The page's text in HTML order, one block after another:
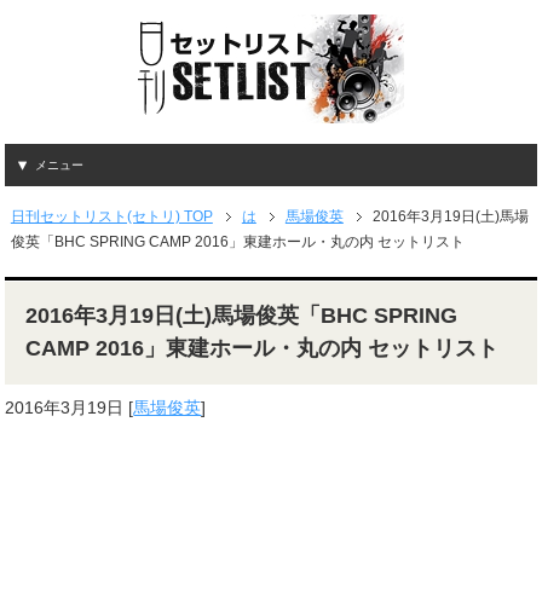
メニュー
日刊セットリスト(セトリ) TOP は 馬場俊英
2016年3月19日(土)馬場
俊英「BHC SPRING CAMP 2016」東建ホール・丸の内 セットリスト
2016年3月19日(土)馬場俊英「BHC SPRING
CAMP 2016」東建ホール・丸の内 セットリスト
2016年3月19日 [馬場俊英]